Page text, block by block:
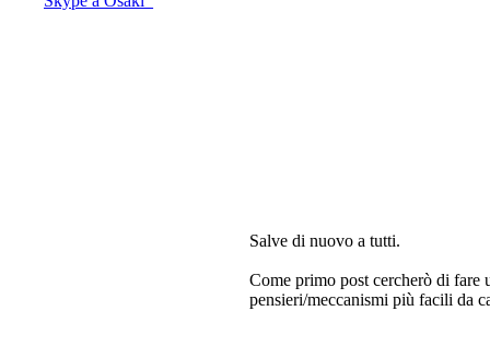
Salve di nuovo a tutti.
Come primo post cercherò di fare
pensieri/meccanismi più facili da